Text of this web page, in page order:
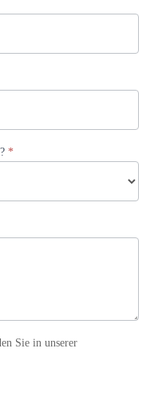
*
Sie in unserer